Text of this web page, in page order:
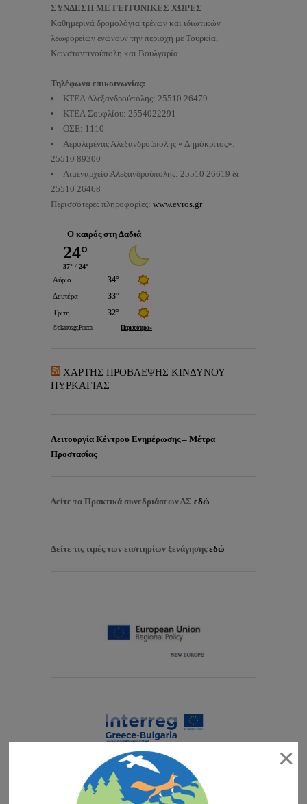
ΣΥΝΔΕΣΗ ΜΕ ΓΕΙΤΟΝΙΚΕΣ ΧΩΡΕΣ
Καθημερινά δρομολόγια τρένων και ιδιωτικών
λεωφορείων ενώνουν την περιοχή με Τουρκία,
Κωνσταντινούπολη και Βουλγαρία.
Τηλέφωνα επικοινωνίας:
ΚΤΕΛ Αλεξανδρούπολης: 25510 26479
ΚΤΕΛ Σουφλίου: 2554022291
ΟΣΕ: 1110
Αερολιμένας Αλεξανδρούπολης « Δημόκριτος»:
25510 89300
Λιμεναρχείο Αλεξανδρούπολης: 25510 26619 &
25510 26468
Περισσότερες πληροφορίες: www.evros.gr
Ο καιρός στη Δαδιά
ΧΑΡΤΗΣ ΠΡΟΒΛΕΨΗΣ ΚΙΝΔΥΝΟΥ
ΠΥΡΚΑΓΙΑΣ
Λειτουργία Κέντρου Ενημέρωσης – Μέτρα
Προστασίας
Δείτε τα Πρακτικά συνεδριάσεων ΔΣ εδώ
Δείτε τις τιμές των εισιτηρίων ξενάγησης εδώ
×